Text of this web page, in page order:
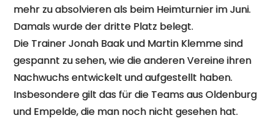
mehr zu absolvieren als beim Heimturnier im Juni.
Damals wurde der dritte Platz belegt.
Die Trainer Jonah Baak und Martin Klemme sind
gespannt zu sehen, wie die anderen Vereine ihren
Nachwuchs entwickelt und aufgestellt haben.
Insbesondere gilt das für die Teams aus Oldenburg
und Empelde, die man noch nicht gesehen hat.